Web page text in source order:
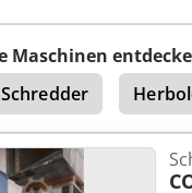
Maschinen
Schredder